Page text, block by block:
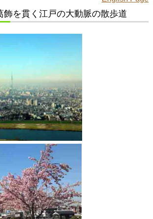
飾を貫く江戸の大動脈の散歩道